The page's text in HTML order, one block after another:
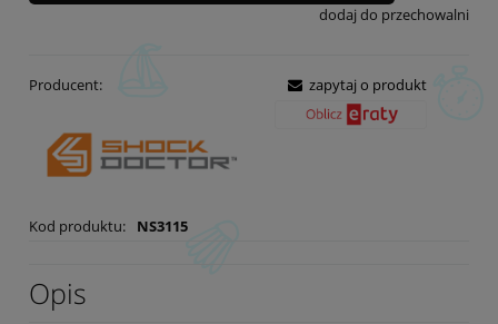
dodaj do przechowalni
Producent:
Kod produktu: NS3115
zapytaj o produkt
Opis